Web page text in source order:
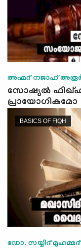
അഹ്മദ് നജാഹ്
സോഷ്യല്‍
പ്രായോഗികമോ
BASICS OF FIQH
ഡോ. സയ്യിദ് മുഹമ്മദ്